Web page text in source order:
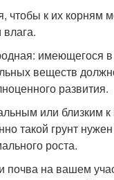
чтобы к их корням
влага.
имеющегося
веществ
развития.
или близким
такой грунт
роста.
почва на вашем